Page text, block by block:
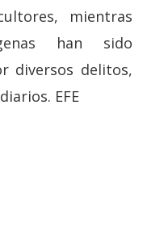
mientras
han sido
diversos delitos,
EFE